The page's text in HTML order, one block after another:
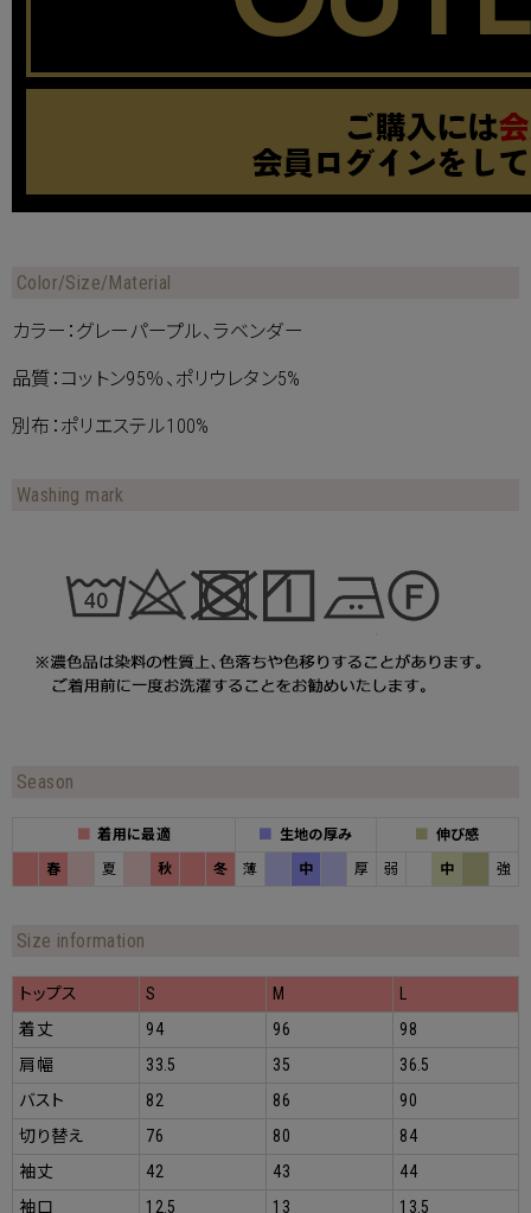
Color/Size/Material
カラー：グレーパープル、ラベンダー
品質：コットン95％、ポリウレタン5%
別布：ポリエステル100%
Washing mark
Season
着用に最適 生地の厚み 伸び感
春 夏 秋 冬 薄 中 厚 弱 中 強
Size information
トップス S M
着丈
94 96
98
肩幅
33.5 35
36.5
バスト
82 86
90
切り替え
76 80
84
袖丈
42 43
44
袖口
12.5 13 13.5